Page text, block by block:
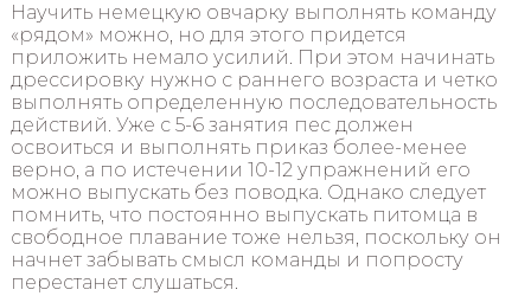
Научить немецкую овчарку выполнять команду
«рядом» можно, но для этого придется
приложить немало усилий. При этом начинать
дрессировку нужно с раннего возраста и четко
выполнять определенную последовательность
действий. Уже с 5-6 занятия пес должен
освоиться и выполнять приказ более-менее
верно, а по истечении 10-12 упражнений его
можно выпускать без поводка. Однако следует
помнить, что постоянно выпускать питомца в
свободное плавание тоже нельзя, поскольку он
начнет забывать смысл команды и попросту
перестанет слушаться.